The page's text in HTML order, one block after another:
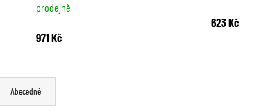
prodejně
971 Kč
623 Kč
Abecedně